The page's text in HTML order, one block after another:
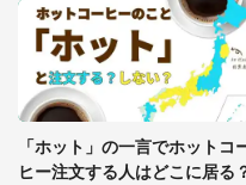
「○○がない街
人驚がく 何が
「修学旅行に
っ暗な道で遭
を求めると、
「ホット」の一言でホットコ
ヒー注文する人はどこに居る